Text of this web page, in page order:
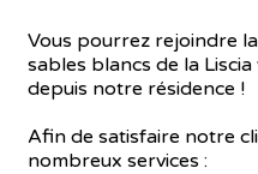
Vous pourrez rejoindre
sables blancs de la
depuis notre résidence !
Afin de satisfaire notre
nombreux services :